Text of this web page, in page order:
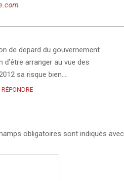
de depard du gouvernement
arranger au vue des
sa risque bien….
RÉPONDRE
obligatoires sont indiqués avec